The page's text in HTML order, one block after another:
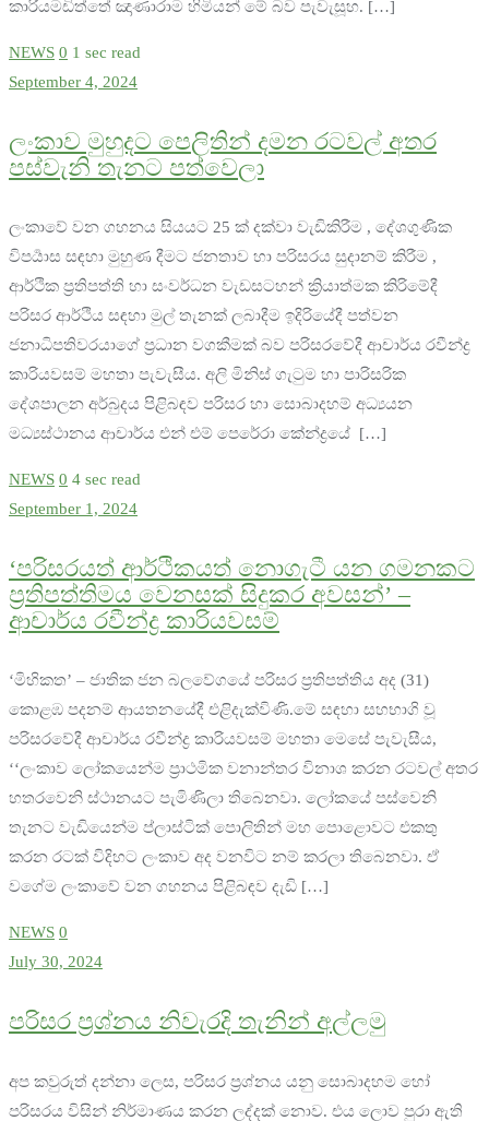
කාරියමඩිත්තේ ඤාණාරාම හිමියන් මේ බව පැවැසූහ. […]
NEWS 0 1 sec read
September 4, 2024
ලංකාව මුහුදට පෙලිතින් දමන රටවල් අතර
පස්වැනි තැනට පත්වෙලා
ලංකාවේ වන ගහනය සියයට 25 ක් දක්වා වැඩිකිරීම , දේශගුණික
විපර්‍යාස සඳහා මුහුණ දීමට ජනතාව හා පරිසරය සුදානම් කිරීම ,
ආර්ථික ප්‍රතිපත්ති හා සංවර්ධන වැඩසටහන් ක්‍රියාත්මක කිරිමේදී
පරිසර ආර්ථිය සඳහා මුල් තැනක් ලබාදීම ඉදිරියේදී පත්වන
ජනාධිපතිවරයාගේ ප්‍රධාන වගකීමක් බව පරිසරවේදී ආචාර්ය රවීන්ද්‍ර
කාරියවසම් මහතා පැවැසීය. අලි මිනිස් ගැටුම හා පාරිසරික
දේශපාලන අර්බුදය පිළිබඳව පරිසර හා සොබාදහම් අධ්‍යයන
මධ්‍යස්ථානය ආචාර්ය එන් එම් පෙරේරා කේන්ද්‍රයේ […]
NEWS 0 4 sec read
September 1, 2024
‘පරිසරයත් ආර්ථිකයත් නොගැටී යන ගමනකට
ප්‍රතිපත්තිමය වෙනසක් සිදුකර අවසන්’ –
ආචාර්ය රවීන්ද්‍ර කාරියවසම්
‘මිහිකත’ – ජාතික ජන බලවේගයේ පරිසර ප්‍රතිපත්තිය අද (31)
කොළඹ පදනම් ආයතනයේදී එළිදැක්විණි.මේ සඳහා සහභාගි වූ
පරිසරවේදී ආචාර්ය රවීන්ද්‍ර කාරියවසම් මහතා මෙසේ පැවැසීය,
‘‘ලංකාව ලෝකයෙන්ම ප්‍රාථමික වනාන්තර විනාශ කරන රටවල් අතර
හතරවෙනි ස්ථානයට පැමිණිලා තිබෙනවා. ලෝකයේ පස්වෙනි
තැනට වැඩියෙන්ම ප්ලාස්ටික් පොලිතින් මහ පොළොවට එකතු
කරන රටක් විදිහට ලංකාව අද වනවිට නම් කරලා තිබෙනවා. ඒ
වගේම ලංකාවේ වන ගහනය පිළිබඳව දැඩි […]
NEWS 0
July 30, 2024
පරිසර ප්‍රශ්නය නිවැරදි තැනින් අල්ලමු
අප කවුරුත් දන්නා ලෙස, පරිසර ප්‍රශ්නය යනු සොබාදහම හෝ
පරිසරය විසින් නිර්මාණය කරන ලද්දක් නොව. එය ලොව පුරා ඇති